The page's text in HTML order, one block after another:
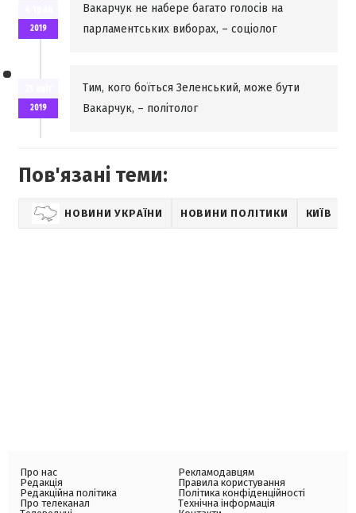
2019
Вакарчук не набере багато голосів на
парламентських виборах, – соціолог
2019
Тим, кого боїться Зеленський, може бути
Вакарчук, – політолог
Пов'язані теми:
НОВИНИ УКРАЇНИ НОВИНИ ПОЛІТИКИ КИЇВ
Про нас
Редакція
Редакційна політика
Про телеканал
Рекламодавцям
Правила користування
Політика конфіденційності
Технічна інформація